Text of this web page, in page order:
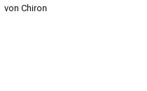
von Chiron